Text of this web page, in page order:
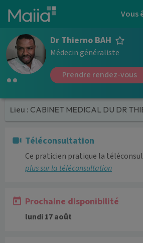
Aller au contenu principal Vous
Dr Thierno BAH
Médecin généraliste
Prendre rendez-vous
Lieu : CABINET MEDICAL DU DR THIERNO BAH et DR OLIVIER
Téléconsultation
Ce praticien pratique la
plus sur la téléconsultation
Prochaine disponibilité
lundi 17 août